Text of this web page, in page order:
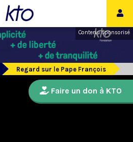
Contenu sponsorisé
Regard sur le Pape François
Faire un don à KTO